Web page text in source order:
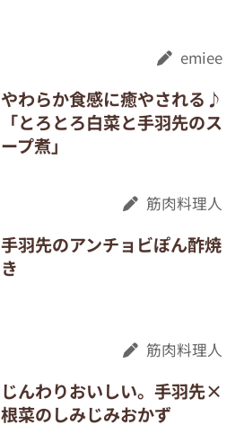
emiee
やわらか食感に癒やされる♪
「とろとろ白菜と手羽先のス
ープ煮」
筋肉料理人
手羽先のアンチョビぽん酢焼
き
筋肉料理人
じんわりおいしい。手羽先×
根菜のしみじみおかず